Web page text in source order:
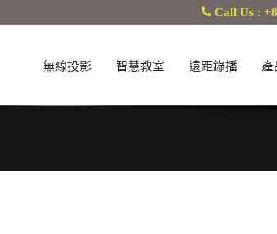
Call Us :
無線投影 智慧教室 遠距錄播 產